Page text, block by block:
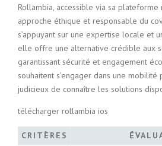
Rollambia, accessible via sa
approche éthique et responsable du
s’appuyant sur une expertise locale et
elle offre une alternative crédible aux
garantissant sécurité et engagement
souhaitent s’engager dans une
judicieux de connaître les solutions
télécharger rollambia ios
CRITÈRES